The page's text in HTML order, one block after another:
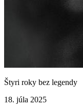
Štyri roky bez legendy
18. júla 2025